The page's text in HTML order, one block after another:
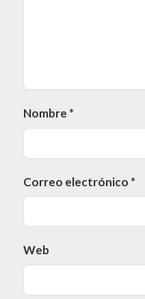
Nombre *
Correo electrónico *
Web